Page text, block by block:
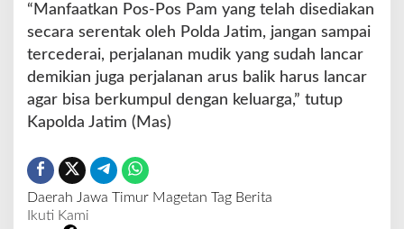
“Manfaatkan Pos-Pos Pam yang telah disediakan
secara serentak oleh Polda Jatim, jangan sampai
tercederai, perjalanan mudik yang sudah lancar
demikian juga perjalanan arus balik harus lancar
agar bisa berkumpul dengan keluarga,” tutup
Kapolda Jatim (Mas)
Daerah Jawa Timur Magetan Tag Berita
Ikuti Kami